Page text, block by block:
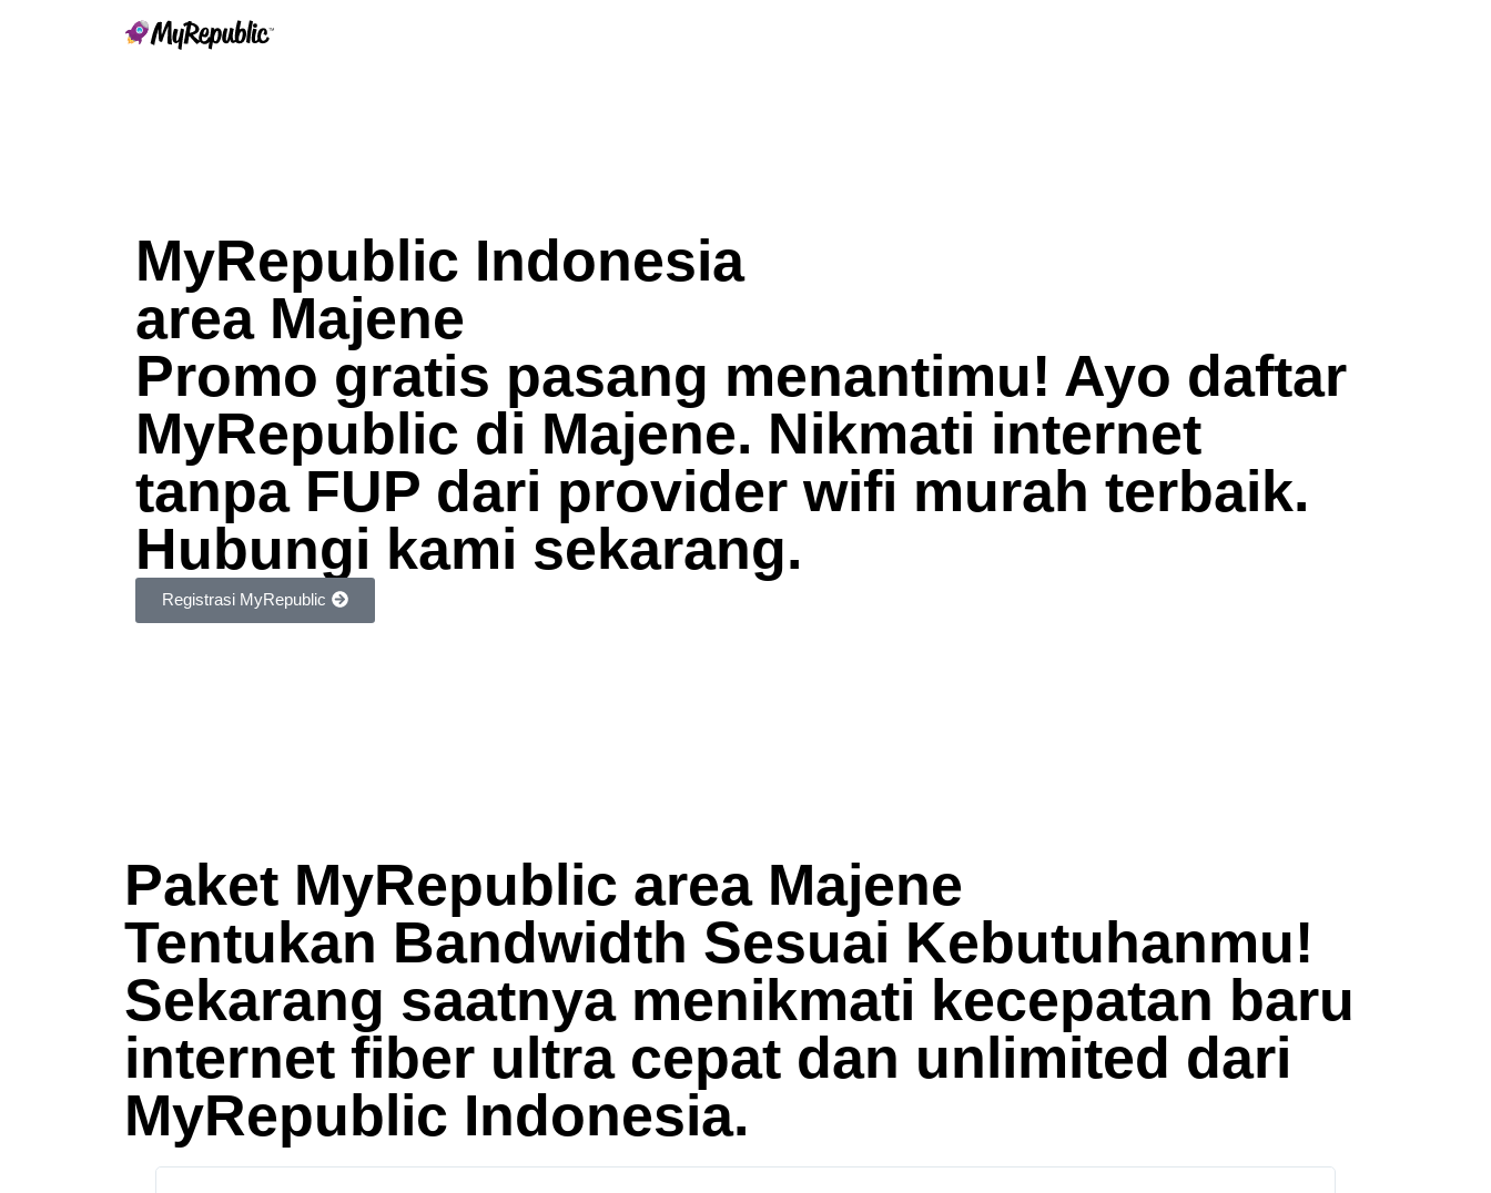
MyRepublic Indonesia
area Majene
Promo gratis pasang menantimu! Ayo daftar
MyRepublic di Majene. Nikmati internet
tanpa FUP dari provider wifi murah terbaik.
Hubungi kami sekarang.
Registrasi MyRepublic
Paket MyRepublic area Majene
Tentukan Bandwidth Sesuai Kebutuhanmu!
Sekarang saatnya menikmati kecepatan baru
internet fiber ultra cepat dan unlimited dari
MyRepublic Indonesia.